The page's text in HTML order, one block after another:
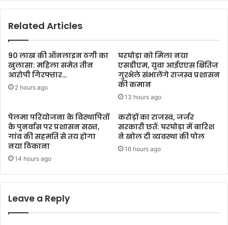
Related Articles
90 लाख की ऑनलाइन ठगी का
खुलासा: महिला समेत तीन
आरोपी गिरफ्तार…
2 hours ago
घरघोड़ा को मिला नया
एसडीएम, युवा आईएएस क्षितिज
गुरभेले संभालेंगे राजस्व प्रशासन
की कमान
13 hours ago
पेलमा परियोजना के विस्थापितों
के पुनर्वास पर प्रशासन सख्त,
गांव की सहमति से तय होगा
नया ठिकाना
14 hours ago
करोड़ों का राजस्व, जर्जर
सरकारी छतें: घरघोड़ा में बारिश
ने खोल दी व्यवस्था की पोल
16 hours ago
Leave a Reply